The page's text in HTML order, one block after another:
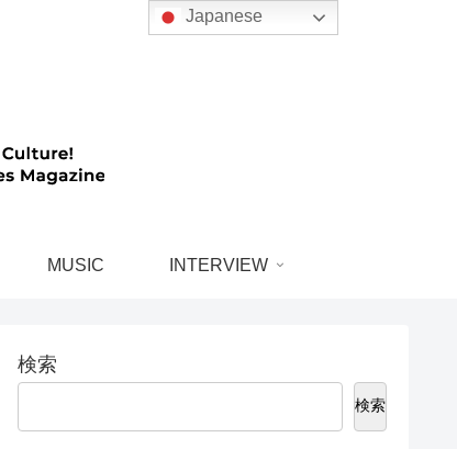
MUSIC INTERVIEW
検索
検索
Japanese